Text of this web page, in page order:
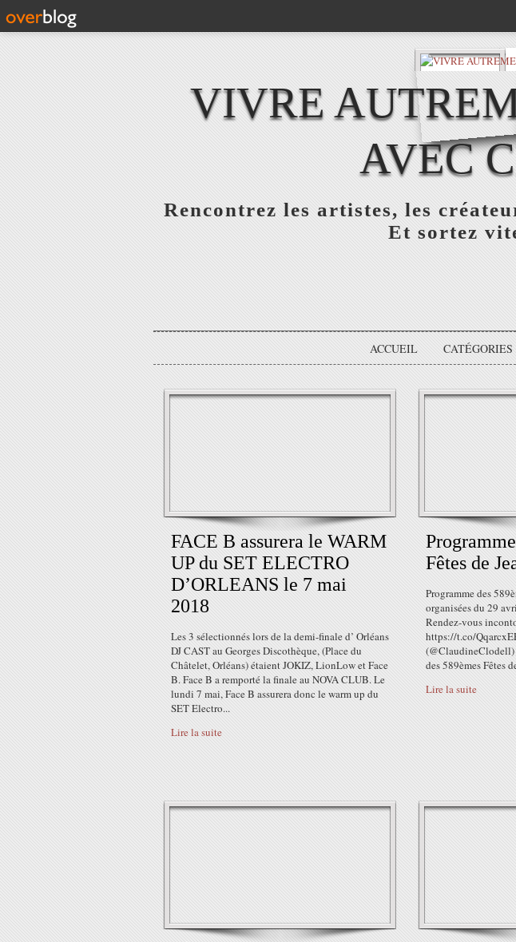
VIVRE
AVEC
Rencontrez les artistes, les
Et sortez
ACCUEIL CATÉGORIES
FACE B assurera le WARM
UP du SET ELECTRO
D’ORLEANS le 7 mai
2018
Les 3 sélectionnés lors de la demi-finale d’ Orléans
DJ CAST au Georges Discothèque, (Place du
Châtelet, Orléans) étaient JOKIZ, LionLow et Face
B. Face B a remporté la finale au NOVA CLUB. Le
lundi 7 mai, Face B assurera donc le warm up du
SET Electro...
Lire la suite
Fêtes de
Programme des
organisées du 29
Rendez-vous
https://t.co/
des 589èmes Fêtes
Lire la suite